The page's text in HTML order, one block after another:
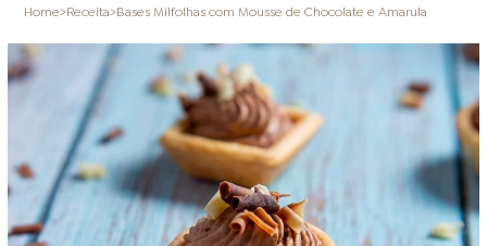
ONDE COMPRAR LOJAS AROSA
DISTRIBUIDORES E
REPRESENTANTES
Home>Receita>Bases Milfolhas com Mousse de Chocolate e Amarula